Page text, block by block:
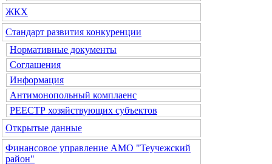
ЖКХ
Стандарт развития конкуренции
Нормативные документы
Соглашения
Информация
Антимонопольный комплаенс
РЕЕСТР хозяйствующих субъектов
Открытые данные
Финансовое управление АМО "Теучежский
район"